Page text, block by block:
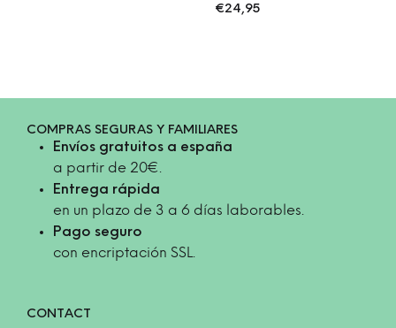
€24,95
COMPRAS SEGURAS Y FAMILIARES
Envíos gratuitos a españa
a partir de 20€.
Entrega rápida
en un plazo de 3 a 6 días laborables.
Pago seguro
con encriptación SSL.
CONTACT